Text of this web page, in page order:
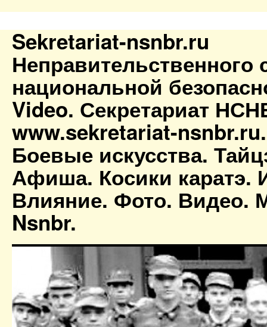
Sekretariat-nsnbr.ru
Неправительственного
национальной
Video. Секретариат
www.sekretariat-
Боевые искусства.
Афиша. Косики каратэ.
Влияние. Фото. Видео.
Nsnbr.